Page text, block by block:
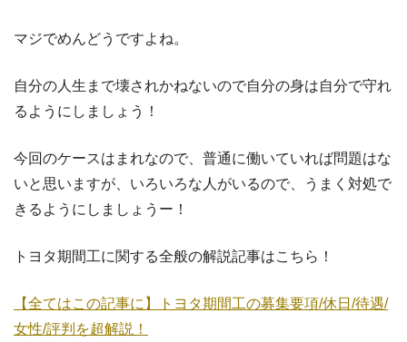
マジでめんどうですよね。
自分の人生まで壊されかねないので自分の身は自分で守れ
るようにしましょう！
今回のケースはまれなので、普通に働いていれば問題はな
いと思いますが、いろいろな人がいるので、うまく対処で
きるようにしましょうー！
トヨタ期間工に関する全般の解説記事はこちら！
【全てはこの記事に】トヨタ期間工の募集要項/休日/待遇/
女性/評判を超解説！